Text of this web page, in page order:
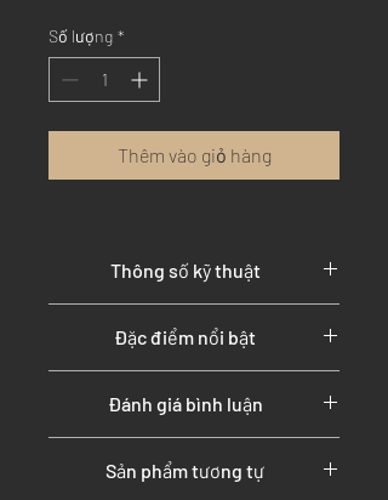
Số lượng *
Thêm vào giỏ hàng
Thông số kỹ thuật
Đặc điểm nổi bật
Đánh giá bình luận
Sản phẩm tương tự